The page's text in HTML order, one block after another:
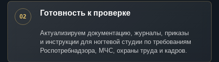
02 Готовность к проверке
Актуализируем документацию, журналы, приказы
и инструкции для ногтевой студии по требованиям
Роспотребнадзора, МЧС, охраны труда и кадров.